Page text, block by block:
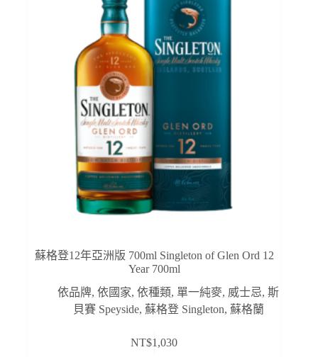
蘇格登12年亞洲版 700ml Singleton of Glen Ord 12
Year 700ml
依品牌,依國家,依種類, 單一純麥, 威士忌,斯
貝賽 Speyside, 蘇格登 Singleton, 蘇格蘭
NT$1,030